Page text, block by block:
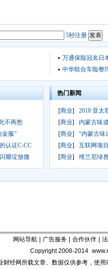
5秒注册
万通保险冠名日
中华联合车险整
不再愁
金服”
认证C-CC
耀绽放微
热门新闻
[商业]
2018 亚太
[商业]
内蒙古味
[商业]
“内蒙古
[商业]
互联网项
[商业] 维兰尼绿
网站导航 广告服务 合作伙伴
Copyright 2008-2014
财经网所载文章、数据仅供参考，使